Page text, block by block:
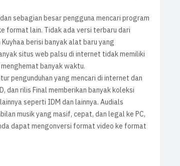
sebagian besar pengguna mencari program
format lain. Tidak ada versi terbaru dari
berisi banyak alat baru yang
situs web palsu di internet tidak memiliki
banyak waktu.
pengunduhan yang mencari di internet dan
dan rilis Final memberikan banyak koleksi
seperti IDM dan lainnya. Audials
musik yang masif, cepat, dan legal ke PC,
dapat mengonversi format video ke format